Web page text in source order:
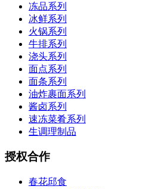
冻品系列
冰鲜系列
火锅系列
牛排系列
浇头系列
面点系列
面条系列
油炸裹面系列
酱卤系列
速冻菜肴系列
生调理制品
授权合作
春花邱食